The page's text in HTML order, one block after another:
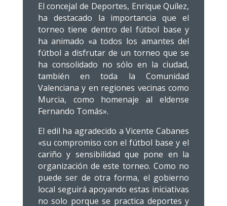
El concejal de Deportes, Enrique Quílez,
ha destacado la importancia que el
torneo tiene dentro del fútbol base y
ha animado «a todos los amantes del
fútbol a disfrutar de un torneo que se
ha consolidado no sólo en la ciudad,
también en toda la Comunidad
Valenciana y en regiones vecinas como
Murcia, como homenaje al eldense
Fernando Tomás».
El edil ha agradecido a Vicente Cabanes
«su compromiso con el fútbol base y el
cariño y sensibilidad que pone en la
organización de este torneo. Como no
puede ser de otra forma, el gobierno
local seguirá apoyando estas iniciativas
no solo porque se practica deportes y